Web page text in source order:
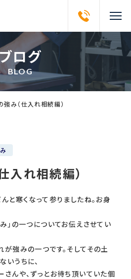
ログ
BLOG
強み（仕入れ相続編）
入れ相続編）
と寒くなって参りましたね。お身
」の一つについてお伝えさせてい
強みの一つです。そしてその土
うちに、
んや、ずっとお待ち頂いていた個